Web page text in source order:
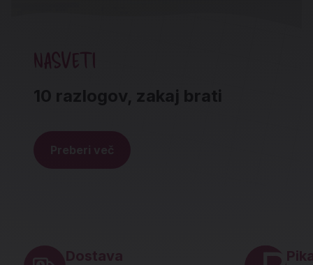
NASVETI
10 razlogov, zakaj brati
Preberi več
Dostava